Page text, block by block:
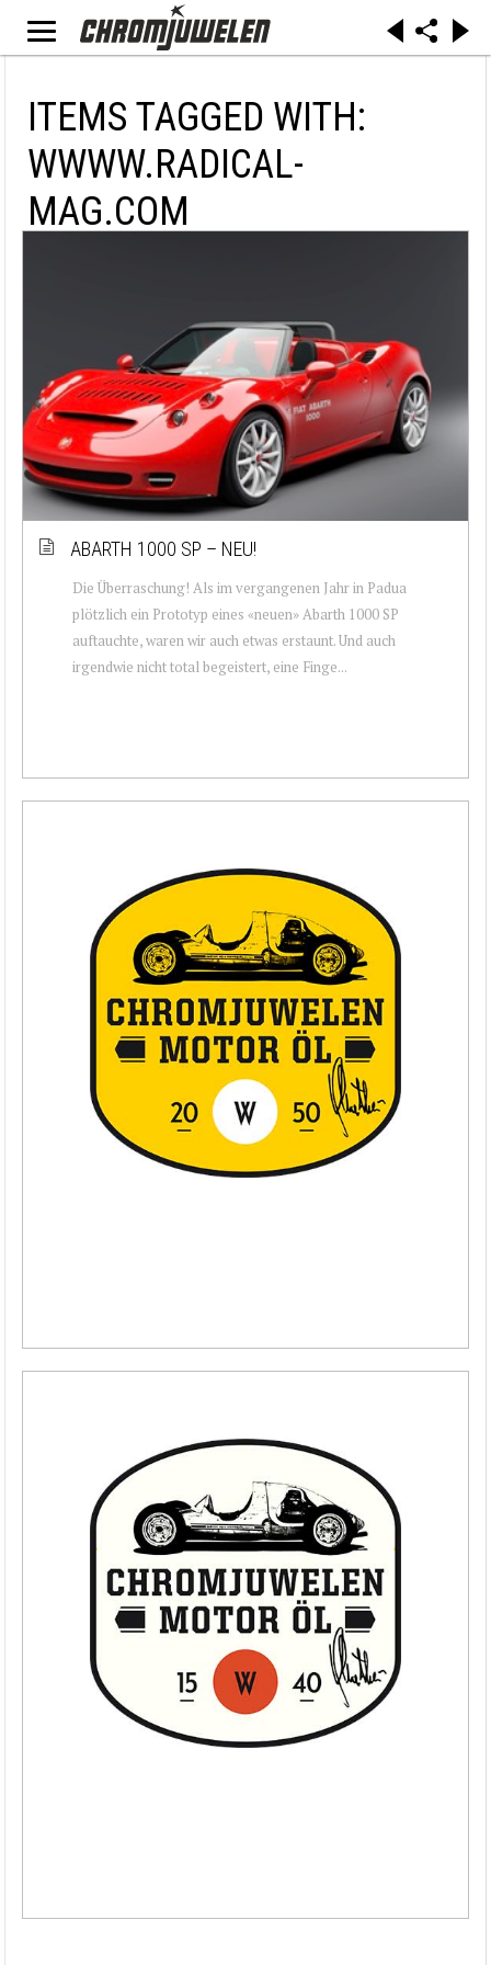
ITEMS TAGGED WITH:
WWWW.RADICAL-
MAG.COM
ABARTH 1000 SP – NEU!
Die Überraschung! Als im vergangenen Jahr in Padua
plötzlich ein Prototyp eines «neuen» Abarth 1000 SP
auftauchte, waren wir auch etwas erstaunt. Und auch
irgendwie nicht total begeistert, eine Finge...